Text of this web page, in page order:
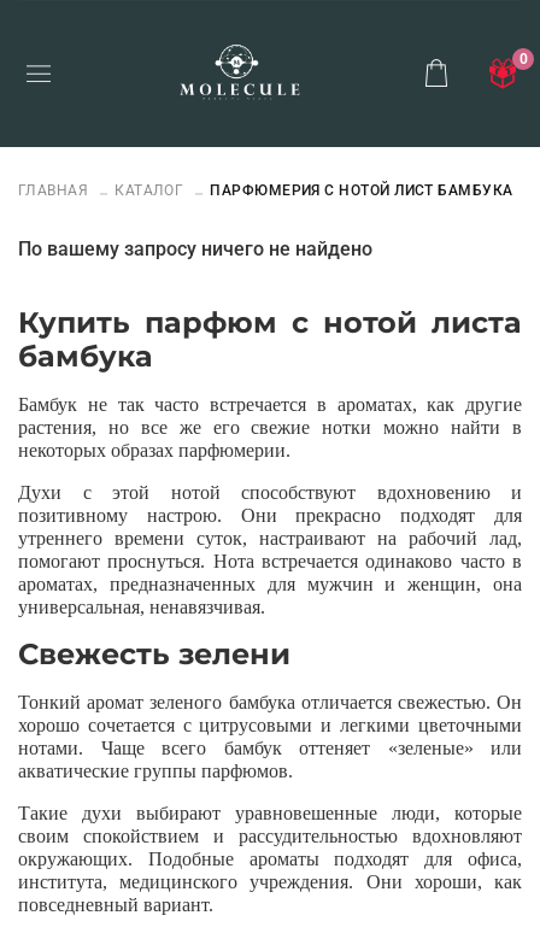
0
ГЛАВНАЯ КАТАЛОГ ПАРФЮМЕРИЯ С НОТОЙ ЛИСТ БАМБУКА
По вашему запросу ничего не найдено
Купить парфюм с нотой листа
бамбука
Бамбук не так часто встречается в ароматах, как другие
растения, но все же его свежие нотки можно найти в
некоторых образах парфюмерии.
Духи с этой нотой способствуют вдохновению и
позитивному настрою. Они прекрасно подходят для
утреннего времени суток, настраивают на рабочий лад,
помогают проснуться. Нота встречается одинаково часто в
ароматах, предназначенных для мужчин и женщин, она
универсальная, ненавязчивая.
Свежесть зелени
Тонкий аромат зеленого бамбука отличается свежестью. Он
хорошо сочетается с цитрусовыми и легкими цветочными
нотами. Чаще всего бамбук оттеняет «зеленые» или
акватические группы парфюмов.
Такие духи выбирают уравновешенные люди, которые
своим спокойствием и рассудительностью вдохновляют
окружающих. Подобные ароматы подходят для офиса,
института, медицинского учреждения. Они хороши, как
повседневный вариант.